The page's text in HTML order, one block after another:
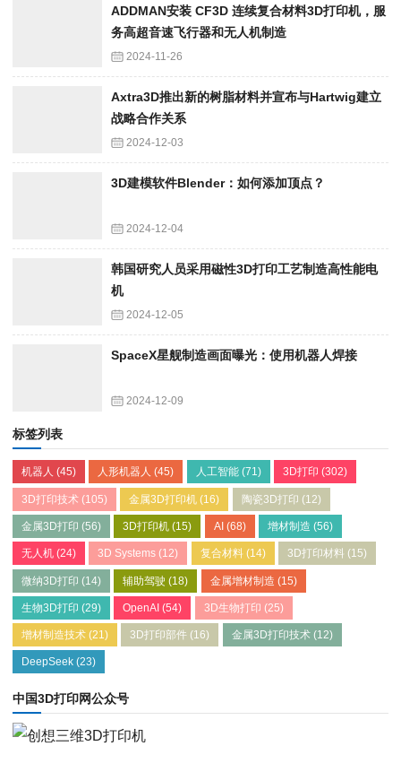
ADDMAN安装 CF3D 连续复合材料3D打印机，服
务高超音速飞行器和无人机制造
2024-11-26
Axtra3D推出新的树脂材料并宣布与Hartwig建立
战略合作关系
2024-12-03
3D建模软件Blender：如何添加顶点？
2024-12-04
韩国研究人员采用磁性3D打印工艺制造高性能电
机
2024-12-05
SpaceX星舰制造画面曝光：使用机器人焊接
2024-12-09
标签列表
机器人 (45) 人形机器人 (45) 人工智能(71) 3D打印 (302)
3D打印技术 (105) 金属3D打印机 (16) 陶瓷3D打印 (12)
金属3D打印 (56) 3D打印机 (15) AI (68) 增材制造 (56)
无人机 (24) 3D Systems (12) 复合材料(14) 3D打印材料 (15)
微纳3D打印 (14) 辅助驾驶 (18) 金属增材制造 (15)
生物3D打印 (29) OpenAI (54) 3D生物打印 (25)
增材制造技术 (21) 3D打印部件 (16) 金属3D打印技术(12)
DeepSeek (23)
中国3D打印网公众号